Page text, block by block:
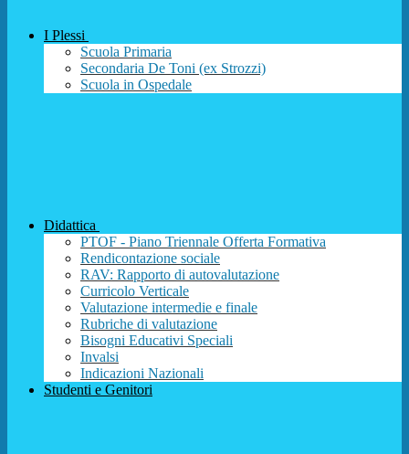
I Plessi
Scuola Primaria
Secondaria De Toni (ex Strozzi)
Scuola in Ospedale
Didattica
PTOF - Piano Triennale Offerta Formativa
Rendicontazione sociale
RAV: Rapporto di autovalutazione
Curricolo Verticale
Valutazione intermedie e finale
Rubriche di valutazione
Bisogni Educativi Speciali
Invalsi
Indicazioni Nazionali
Studenti e Genitori